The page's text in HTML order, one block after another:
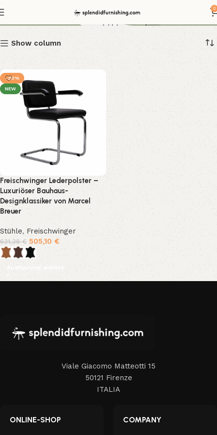
0
S64 Leder schwarz
Show column
-20%
NEW
Freischwinger Lederpolster –
Luxuriöser Bauhaus-
Designklassiker von Marcel
Breuer
Stühle, Freischwinger
631,38€ 505,10€
Ausführung wählen
Viale Giacomo Matteotti 15
50121 Firenze
ITALIA
ONLINE-SHOP COMPANY